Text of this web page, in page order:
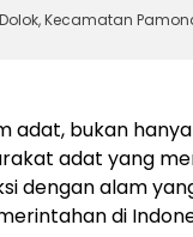
Kecamatan
adat, bukan
adat yang
dengan alam
di